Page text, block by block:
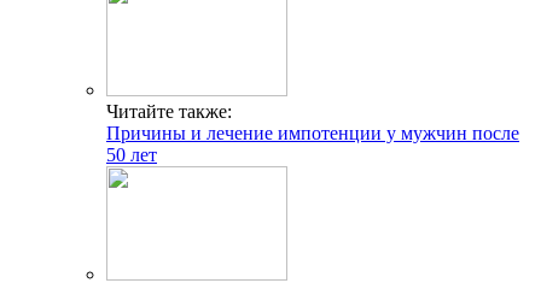
Читайте также:
Причины и лечение импотенции у мужчин после
50 лет